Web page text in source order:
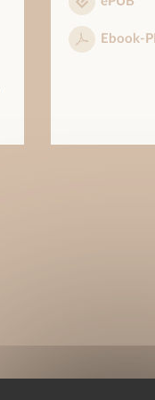
Ebook-